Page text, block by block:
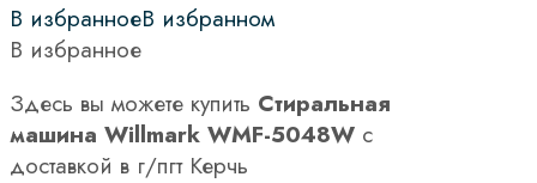
В избранноеВ избранном
В избранное
Здесь вы можете купить Стиральная
машина Willmark WMF-5048W с
доставкой в г/пгт Керчь